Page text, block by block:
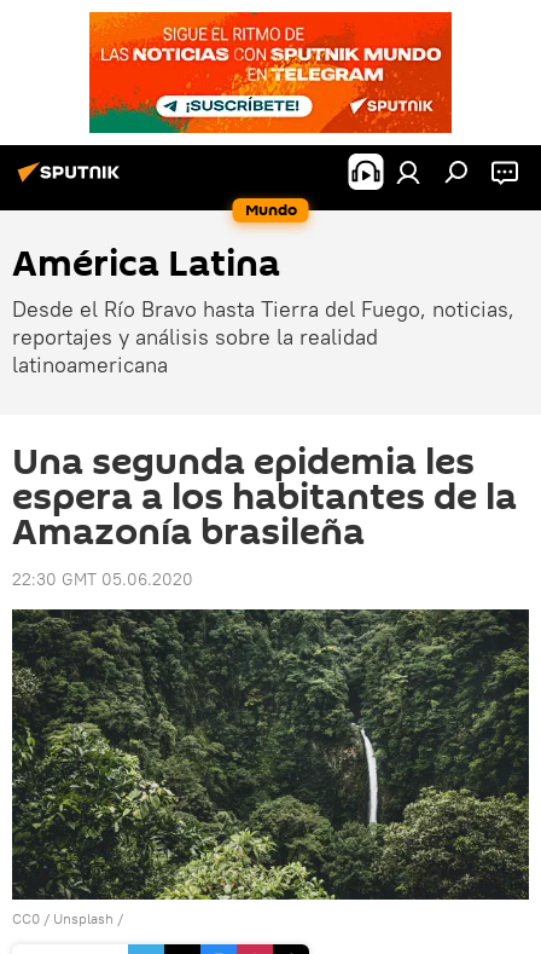
Mundo
América Latina
Desde el Río Bravo hasta Tierra del Fuego, noticias,
reportajes y análisis sobre la realidad
latinoamericana
Una segunda epidemia les
espera a los habitantes de la
Amazonía brasileña
22:30 GMT 05.06.2020
CC0 / Unsplash /